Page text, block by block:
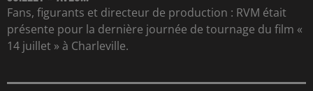
Fans, figurants et directeur de production : RVM était
présente pour la dernière journée de tournage du film «
14 juillet » à Charleville.